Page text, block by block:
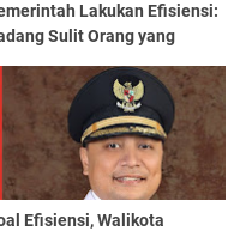
Lakukan Efisiensi:
Sulit Orang yang
Efisiensi, Walikota